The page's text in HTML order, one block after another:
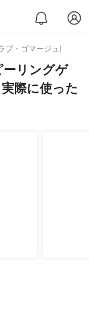
ブ・ゴマージュ)
ーリングゲ
際に使った